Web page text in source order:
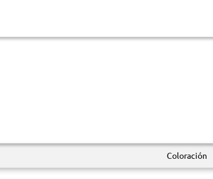
Coloración